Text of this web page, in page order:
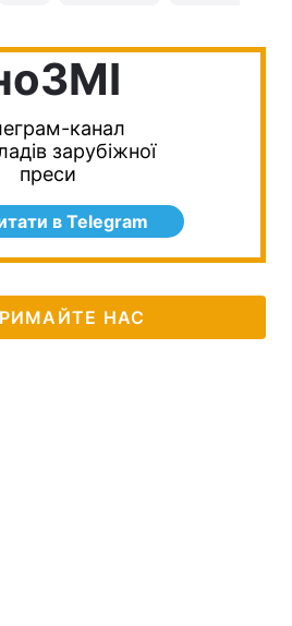
канал
зарубіжної
преси
в Telegram
НАС